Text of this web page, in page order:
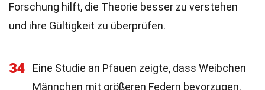
Forschung hilft, die Theorie besser zu verstehen
und ihre Gültigkeit zu überprüfen.
34
Eine Studie an Pfauen zeigte, dass Weibchen
Männchen mit größeren Federn bevorzugen.